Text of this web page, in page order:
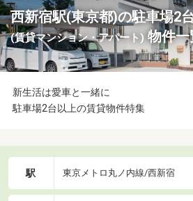
西新宿駅(東京都)の駐車場2
(賃貸マンション・アパート) 物件一
新生活は愛車と一緒に
駐車場2台以上の賃貸物件特集
駅 東京メトロ丸ノ内線/西新宿